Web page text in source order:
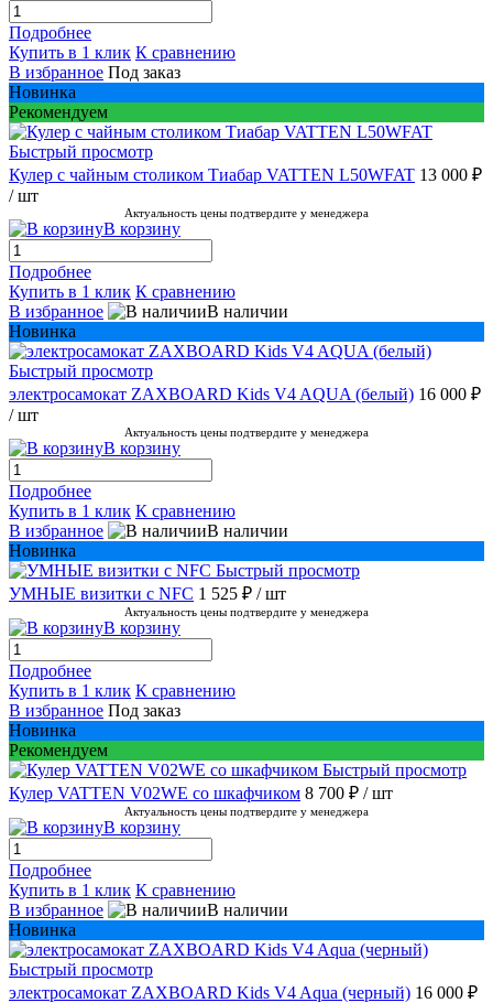
Подробнее
Купить в 1 клик К сравнению
В избранное Под заказ
Новинка
Рекомендуем
Быстрый просмотр
Кулер с чайным столиком Тиабар VATTEN L50WFAT 13 000 ₽
/ шт
Актуальность цены подтвердите у менеджера
В корзину
Подробнее
Купить в 1 клик К сравнению
В избранное
В наличии
Новинка
Быстрый просмотр
электросамокат ZAXBOARD Kids V4 AQUA (белый) 16 000 ₽
/ шт
Актуальность цены подтвердите у менеджера
В корзину
Подробнее
Купить в 1 клик К сравнению
В избранное
В наличии
Новинка
Быстрый просмотр
УМНЫЕ визитки с NFC 1 525 ₽ / шт
Актуальность цены подтвердите у менеджера
В корзину
Подробнее
Купить в 1 клик К сравнению
В избранное Под заказ
Новинка
Рекомендуем
Быстрый просмотр
Кулер VATTEN V02WE со шкафчиком 8 700 ₽ / шт
Актуальность цены подтвердите у менеджера
В корзину
Подробнее
Купить в 1 клик К сравнению
В избранное
В наличии
Новинка
Быстрый просмотр
электросамокат ZAXBOARD Kids V4 Aqua (черный) 16 000 ₽